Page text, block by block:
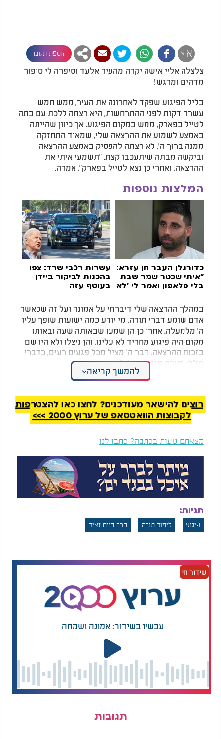
א א הוספת תגובה
צלצלה אליי אישה יקרה מהעיר אלעד וסיפרה לי סיפור
מדהים ומרגש!
בליל הפיגוע שפקד לאחרונה את העיר, ממש חמש
עשרה דקות לפני ההתרחשות, היא רצתה ללכת עם בתה
לטייל בפארק, ממש במקום הפיגוע. אך כיוון שהייתה
באמצע לשמוע את ההרצאה שלי, שמאוד התחזקה
ממנה ברוך ה', לא רצתה להפסיק באמצע ההרצאה
וביקשה מבתה שיתעכבו קצת. "תשמעי איתי את
ההרצאה, ואחרי כן נצא לטייל בפארק", אמרה.
המלצות נוספות
כדורגלן העבר חן עזרא:
"איתי שכטר שמר שבת
בלי פלאפון ואמר לי 'לא
עשרות רכבי שרד: צפו
בהכנות לביקור ביידן
בעוטף עזה
במהלך ההרצאה שלי דיברתי על אמונה ועל זה שכאשר
אדם שומע דברי תורה, מי יודע כמה ישועות שופך עליו
ה' מלמעלה. אחרי כן הן שמעו שבאותה שעה ובאותו
מקום היה פיגוע מחריד לא עלינו, והן ניצלו ולא היו שם
בזכות ההרצאה. דבר ה' מציל מכל פגעים רעים, כדברי
חז"ל: "תורה מגנא ומצלא".
(באדיבות משכן שילה)
להמשך קריאה
רוצים להישאר מעודכנים? לחצו כאן להצטרפות
לקבוצות הוואטסאפ של ערוץ 2000 >>>
מצאתם טעות בכתבה? כתבו לנו
תגיות:
פיגוע לימוד תורה הרב חיים זאיד
שידור חי
עכשיו בשידור: אמונה ושמחה
תגובות